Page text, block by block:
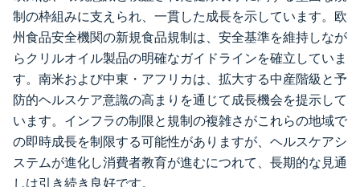
制の枠組みに支えられ、一貫した成長を示しています。欧
州食品安全機関の新規食品規制は、安全基準を維持しなが
らクリルオイル製品の明確なガイドラインを確立していま
す。南米および中東・アフリカは、拡大する中産階級と予
防的ヘルスケア意識の高まりを通じて成長機会を提示して
います。インフラの制限と規制の複雑さがこれらの地域で
の即時成長を制限する可能性がありますが、ヘルスケアシ
ステムが進化し消費者教育が進むにつれて、長期的な見通
しは引き続き良好です。